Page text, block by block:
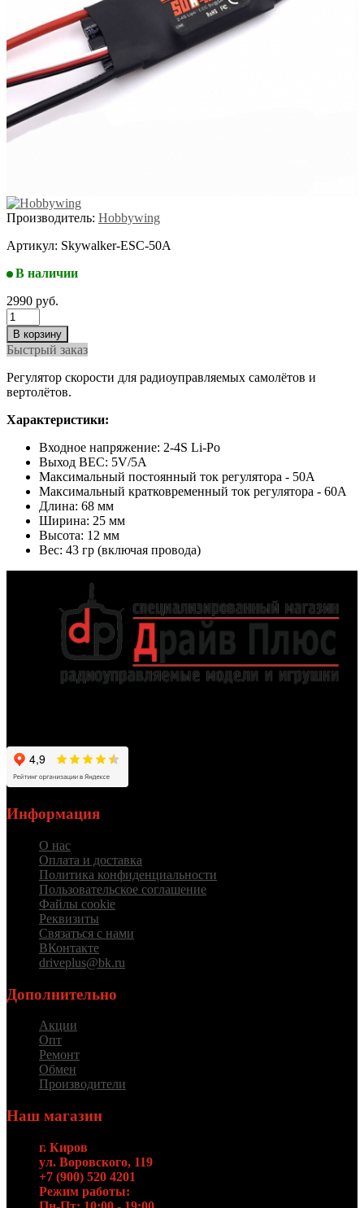
Производитель: Hobbywing
Артикул: Skywalker-ESC-50A
В наличии
2990 руб.
Быстрый заказ
Регулятор скорости для радиоуправляемых самолётов и
вертолётов.
Характеристики:
Входное напряжение: 2-4S Li-Po
Выход BEC: 5V/5A
Максимальный постоянный ток регулятора - 50А
Максимальный кратковременный ток регулятора - 60А
Длина: 68 мм
Ширина: 25 мм
Высота: 12 мм
Вес: 43 гр (включая провода)
Информация
О нас
Оплата и доставка
Политика конфиденциальности
Пользовательское соглашение
Файлы cookie
Реквизиты
Связаться с нами
ВКонтакте
driveplus@bk.ru
Дополнительно
Акции
Опт
Ремонт
Обмен
Производители
Наш магазин
г. Киров
ул. Воровского, 119
+7 (900) 520 4201
Режим работы: